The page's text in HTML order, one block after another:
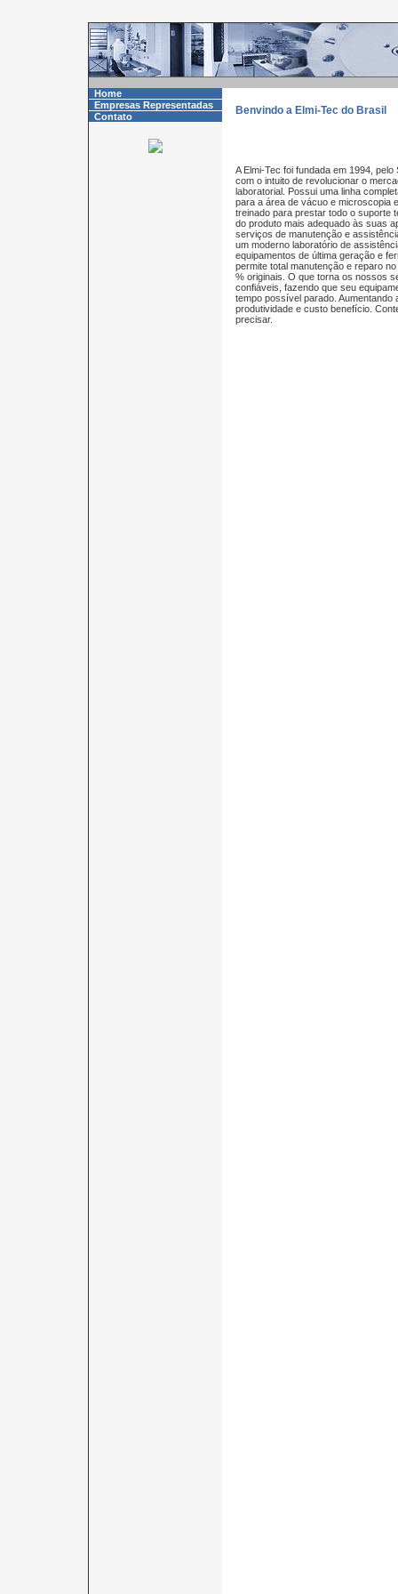
Home
Empresas Representadas
Contato
Benvindo a Elmi-Tec do Brasil
A Elmi-Tec foi fundada em 1994,
com o intuito de revolucionar o
laboratorial. Possui uma linha
para a área de vácuo e microscopia
treinado para prestar todo o suporte
do produto mais adequado às suas
serviços de manutenção e
um moderno laboratório de
equipamentos de última geração e
permite total manutenção e reparo
% originais. O que torna os nossos
confiáveis, fazendo que seu
tempo possível parado. Aumentando
produtividade e custo benefício.
precisar.